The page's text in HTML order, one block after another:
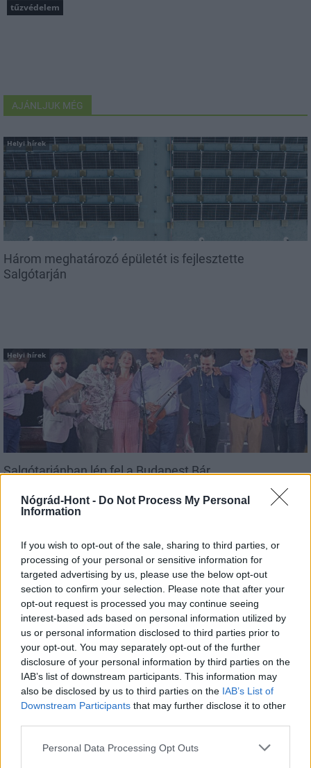
Nógrád-Hont - Do Not Process My Personal
Information
If you wish to opt-out of the sale, sharing to third parties, or
processing of your personal or sensitive information for
targeted advertising by us, please use the below opt-out
section to confirm your selection. Please note that after your
opt-out request is processed you may continue seeing
interest-based ads based on personal information utilized by
us or personal information disclosed to third parties prior to
your opt-out. You may separately opt-out of the further
disclosure of your personal information by third parties on the
IAB’s list of downstream participants. This information may
also be disclosed by us to third parties on the IAB’s List of
Downstream Participants that may further disclose it to other
Please note that this website/app uses one or more Google
Personal Data Processing Opt Outs
tűzvédelem
AJÁNLJUK MÉG
Helyi hírek
Három meghatározó épületét is fejlesztette
Salgótarján
Helyi hírek
Salgótarjánban lép fel a Budapest Bár
Helyi hírek
Nagyot lép előre Nógrád buszos elérhetősége